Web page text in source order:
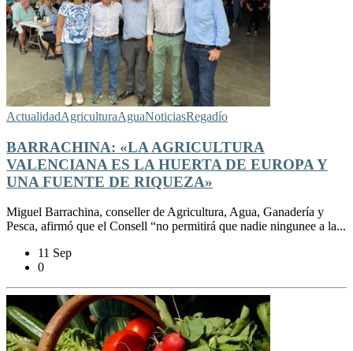
ActualidadAgriculturaAguaNoticiasRegadío
BARRACHINA: «LA AGRICULTURA
VALENCIANA ES LA HUERTA DE EUROPA Y
UNA FUENTE DE RIQUEZA»
Miguel Barrachina, conseller de Agricultura, Agua, Ganadería y
Pesca, afirmó que el Consell “no permitirá que nadie ningunee a la...
11 Sep
0